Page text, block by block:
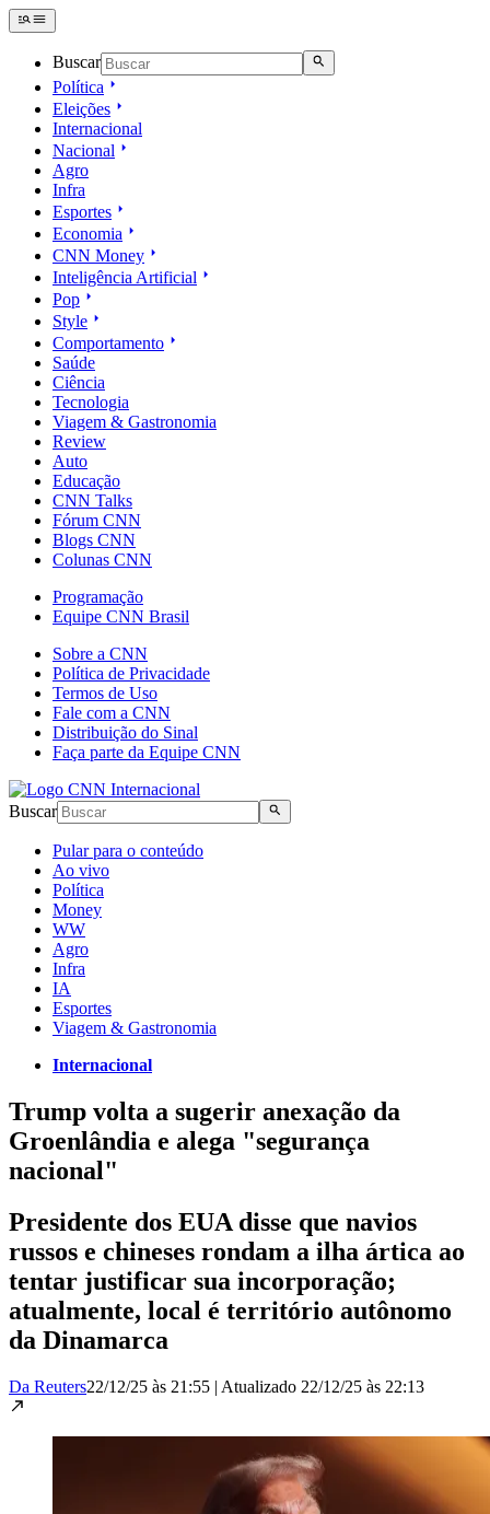
Buscar
Política
Eleições
Internacional
Nacional
Agro
Infra
Esportes
Economia
CNN Money
Inteligência Artificial
Pop
Style
Comportamento
Saúde
Ciência
Tecnologia
Viagem & Gastronomia
Review
Auto
Educação
CNN Talks
Fórum CNN
Blogs CNN
Colunas CNN
Programação
Equipe CNN Brasil
Sobre a CNN
Política de Privacidade
Termos de Uso
Fale com a CNN
Distribuição do Sinal
Faça parte da Equipe CNN
Buscar
Pular para o conteúdo
Ao vivo
Política
Money
WW
Agro
Infra
IA
Esportes
Viagem & Gastronomia
Internacional
Trump volta a sugerir anexação da
Groenlândia e alega "segurança
nacional"
Presidente dos EUA disse que navios
russos e chineses rondam a ilha ártica ao
tentar justificar sua incorporação;
atualmente, local é território autônomo
da Dinamarca
Da Reuters22/12/25 às 21:55 | Atualizado 22/12/25 às 22:13